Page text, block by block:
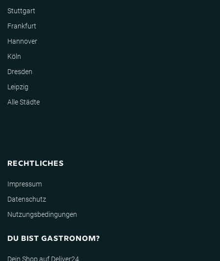
Stuttgart
Frankfurt
Hannover
Köln
Dresden
Leipzig
Alle Städte
RECHTLICHES
Impressum
Datenschutz
Nutzungsbedingungen
DU BIST GASTRONOM?
Dein Shop auf Deliver24